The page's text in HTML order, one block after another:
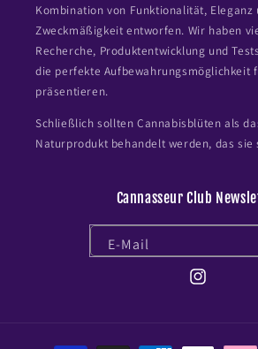
Kombination von Funktionalität, Eleganz
Zweckmäßigkeit entworfen. Wir haben
Recherche, Produktentwicklung und
die perfekte Aufbewahrungsmöglichkeit
präsentieren.
Schließlich sollten Cannabisblüten als
Naturprodukt behandelt werden, das sie
Cannasseur Club
E-Mail
Instagram